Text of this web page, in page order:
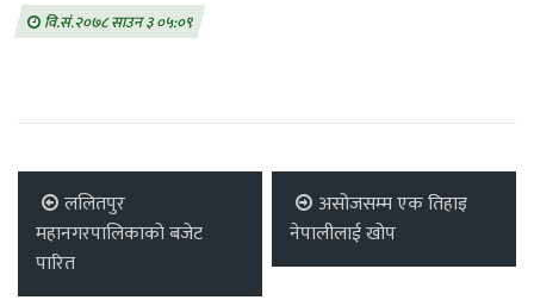
वि.सं.२०७८ साउन ३ ०५:०९
ललितपुर
महानगरपालिकाको बजेट
पारित
असोजसम्म एक तिहाइ
नेपालीलाई खोप